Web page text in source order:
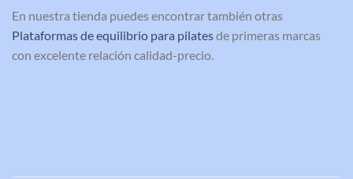
En nuestra tienda puedes encontrar también otras
Plataformas de equilibrio para pilatesde primeras marcas
con excelente relación calidad-precio.